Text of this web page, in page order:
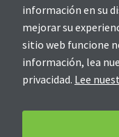
información en su
mejorar su
sitio web funcione
información, lea
privacidad. Lee
📲 ¿En qué